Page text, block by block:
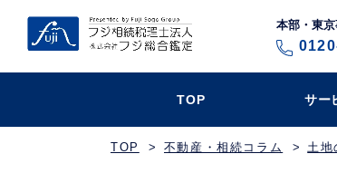
本部・東
TOP サー
TOP 不動産・相続コラム 土地